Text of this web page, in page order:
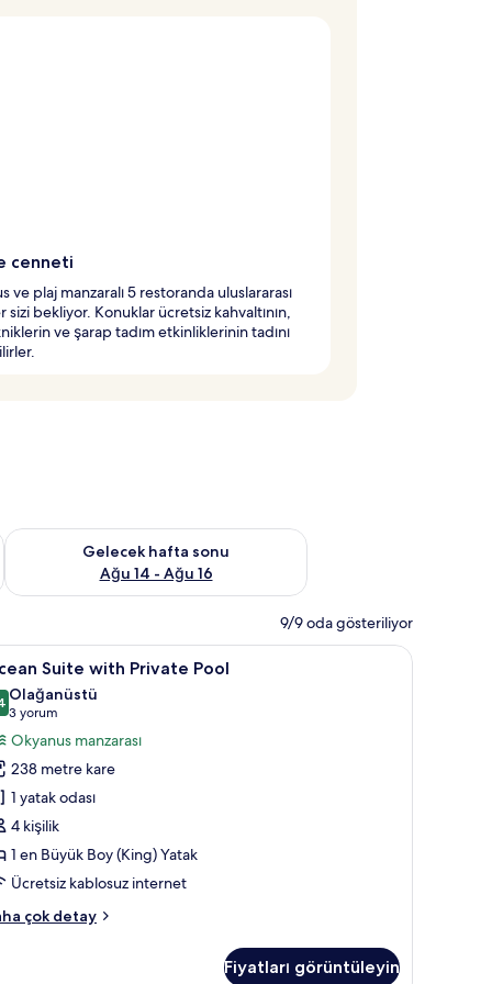
cenneti
ve plaj manzaralı 5 restoranda uluslararası
sizi bekliyor. Konuklar ücretsiz kahvaltının,
ve şarap tadım etkinliklerinin tadını
7 - Ağu 9
Gelecek hafta sonu
Ağu 14 - Ağu 16
Önümüzdeki hafta sonu için müsaitliği kontrol et Ağu 14 -
9/9 oda gösteriliyor
Ocean Suite with Private Pool | Mısır
9 Suite with Private Pool
/ 10
Olağanüstü
3 yorum
(3
yorum)
Okyanus manzarası
238 metre kare
1 yatak odası
4 kişilik
1 en Büyük Boy (King) Yatak
Ücretsiz kablosuz internet
çok detay
Fiyatları görüntüleyin